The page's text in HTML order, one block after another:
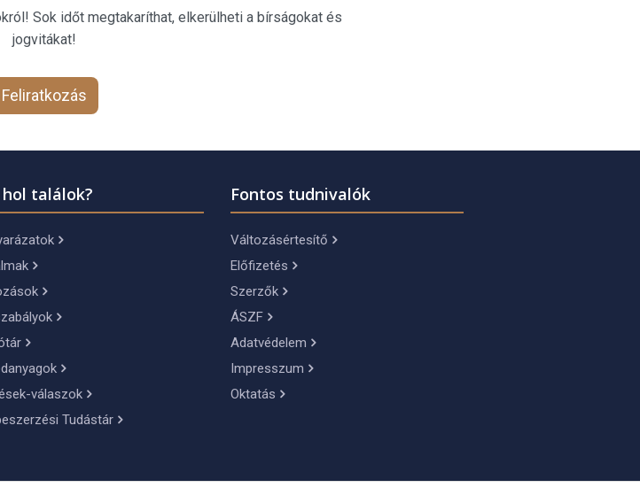
Sok időt megtakaríthat, elkerülheti a bírságokat és
jogvitákat!
Feliratkozás
találok?
válaszok
Tudástár
Fontos tudnivalók
Változásértesítő
Előfizetés
Szerzők
ÁSZF
Adatvédelem
Impresszum
Oktatás